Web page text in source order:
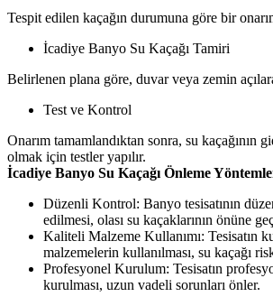
Tespit edilen kaçağın durumuna göre bir
İcadiye Banyo Su Kaçağı Tamiri
Belirlenen plana göre, duvar veya zemin
Test ve Kontrol
Onarım tamamlandıktan sonra, su kaçağının
olmak için testler yapılır.
İcadiye Banyo Su Kaçağı Önleme
Düzenli Kontrol: Banyo tesisatının
edilmesi, olası su kaçaklarının önüne
Kaliteli Malzeme Kullanımı: Tesisatın
malzemelerin kullanılması, su kaçağı
Profesyonel Kurulum: Tesisatın
kurulması, uzun vadeli sorunları önler.